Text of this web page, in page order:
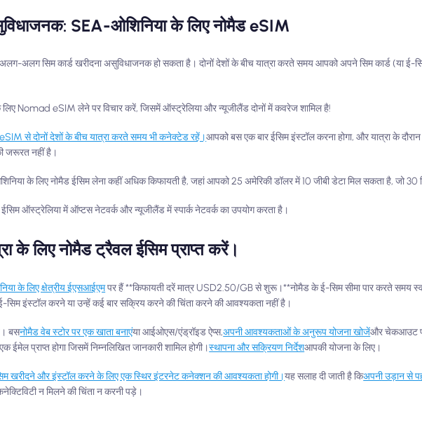
SEA-ओशिनिया के लिए नोमैड eSIM
अलग सिम कार्ड खरीदना असुविधाजनक हो सकता है। दोनों देशों के बीच यात्रा करते समय आपको अपने सिम कार्ड (या
Nomad eSIM लेने पर विचार करें, जिसमें ऑस्ट्रेलिया और न्यूजीलैंड दोनों में कवरेज शामिल है!
से दोनों देशों के बीच यात्रा करते समय भी कनेक्टेड रहें।आपको बस एक बार ईसिम इंस्टॉल करना होगा, और यात्रा के
जरूरत नहीं है।
के लिए नोमैड ईसिम लेना कहीं अधिक किफायती है, जहां आपको 25 अमेरिकी डॉलर में 10 जीबी डेटा मिल सकता है, जो 30
ऑस्ट्रेलिया में ऑप्टस नेटवर्क और न्यूजीलैंड में स्पार्क नेटवर्क का उपयोग करता है।
के लिए नोमैड ट्रैवल ईसिम प्राप्त करें।
के लिए क्षेत्रीय ईएसआईएमपर हैं **किफायती दरें मात्र USD2.50/GB से शुरू।**नोमैड के ई-सिम सीमा पार करते समय
इंस्टॉल करने या उन्हें कई बार सक्रिय करने की चिंता करने की आवश्यकता नहीं है।
बसनोमैड वेब स्टोर पर एक खाता बनाएंया आईओएस/एंड्रॉइड ऐप्स,अपनी आवश्यकताओं के अनुरूप योजना खोजेंऔर चेकआउट
ईमेल प्राप्त होगा जिसमें निम्नलिखित जानकारी शामिल होगी।स्थापना और सक्रियण निर्देशआपकी योजना के लिए।
खरीदने और इंस्टॉल करने के लिए एक स्थिर इंटरनेट कनेक्शन की आवश्यकता होगी।यह सलाह दी जाती है किअपनी उड़ान से
न मिलने की चिंता न करनी पड़े।